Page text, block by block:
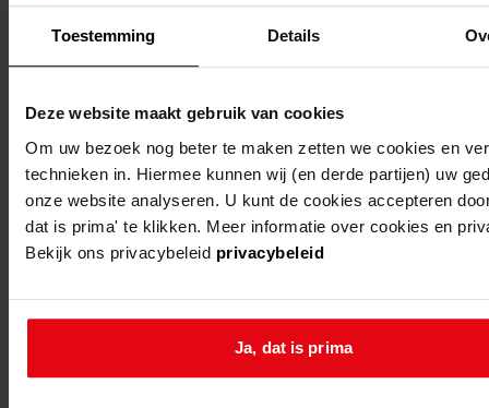
Toestemming Details
Deze website maakt gebruik van cookies
Om uw bezoek nog beter te maken zetten we cookies en
technieken in. Hiermee kunnen wij (en derde partijen) uw
onze website analyseren. U kunt de cookies accepteren
dat is prima' te klikken. Meer informatie over cookies en
Bekijk ons privacybeleid privacybeleid
Ja, dat is prima
abbekerk
69
abbekerk de weere
bouwen van een
broeikas
abbekerk de weere
aanbouw en